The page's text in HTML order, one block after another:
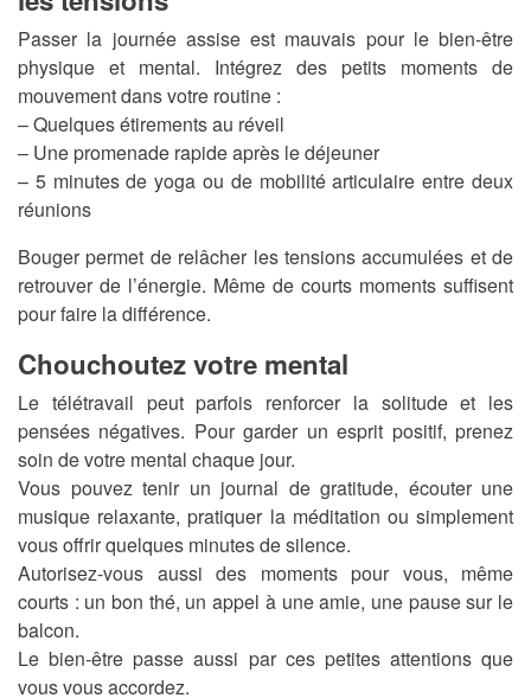
Passer la journée assise est mauvais pour le bien-être
physique et mental. Intégrez des petits moments de
mouvement dans votre routine :
– Quelques étirements au réveil
– Une promenade rapide après le déjeuner
– 5 minutes de yoga ou de mobilité articulaire entre deux
réunions
Bouger permet de relâcher les tensions accumulées et de
retrouver de l’énergie. Même de courts moments suffisent
pour faire la différence.
Chouchoutez votre mental
Le télétravail peut parfois renforcer la solitude et les
pensées négatives. Pour garder un esprit positif, prenez
soin de votre mental chaque jour.
Vous pouvez tenir un journal de gratitude, écouter une
musique relaxante, pratiquer la méditation ou simplement
vous offrir quelques minutes de silence.
Autorisez-vous aussi des moments pour vous, même
courts : un bon thé, un appel à une amie, une pause sur le
balcon.
Le bien-être passe aussi par ces petites attentions que
vous vous accordez.